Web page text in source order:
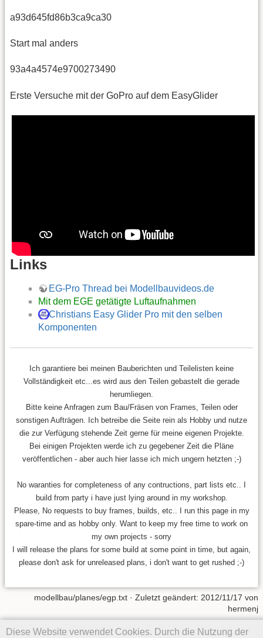
a93d645fd86b3ca9ca30
Start mal anders
93a4a4574e9700273490
Erste Versuche mit der GoPro auf dem EasyGlider
Links
EG-Pro Thread bei Modellbauvideos.de
Mit dem EGE getätigte Luftaufnahmen
Christians Easy Glider Pro mit den selben
Komponenten
Diese Website verwendet Cookies. Durch die Nutzung der
Ich garantiere bei meinen Bauberichten und Teilelisten keine
Vollständigkeit etc...es wird aus den Teilen gebastelt die gerade
herumliegen.
Bitte keine Anfragen zum Bau/Fräsen von Frames, Teilen oder
sonstigen Aufträgen. Ich betreibe die Seite rein als Hobby und nutze
die zur Verfügung stehende Zeit gerne für meine eigenen Projekte.
Bei einigen Projekten werde ich zu gegebener Zeit die Pläne
veröffentlichen - aber auch hier lasse ich mich ungern hetzten ;-)
No waranties for completeness of any contructions, part lists etc.. I
build from party i have just lying around in my workshop.
Please, No requests to buy frames, builds, etc.. I run this page in my
spare-time and as hobby only. Want to keep my free time to work on
my own projects - sorry
I will release the plans for some build at some point in time, but again,
please don't ask for unreleased plans, i don't want to get rushed ;-)
modellbau/planes/egp.txt · Zuletzt geändert: 2012/11/17 von
hermenj
Falls nicht anders bezeichnet, ist der Inhalt dieses Wikis unter der